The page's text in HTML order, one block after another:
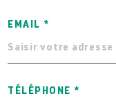
EMAIL *
TÉLÉPHONE *